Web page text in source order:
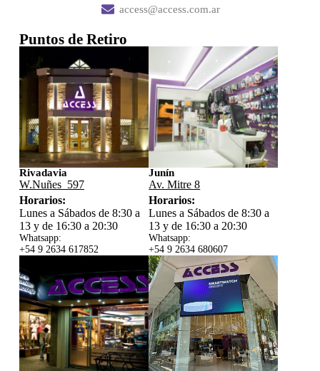
access@access.com.ar
Puntos de Retiro
Rivadavia
W.Nuñes 597
Horarios:
Lunes a Sábados de 8:30 a
13 y de 16:30 a 20:30
Whatsapp:
+54 9 2634 617852
Junín
Av. Mitre 8
Horarios:
Lunes a Sábados de 8:30 a
13 y de 16:30 a 20:30
Whatsapp:
+54 9 2634 680607